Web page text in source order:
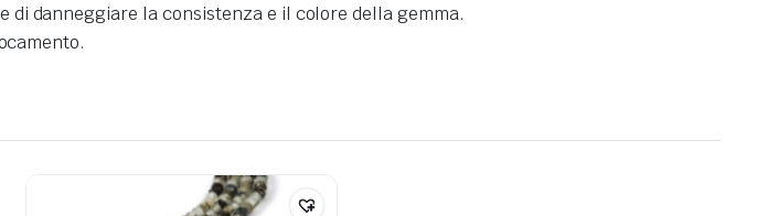
danneggiare la consistenza e il colore della gemma.